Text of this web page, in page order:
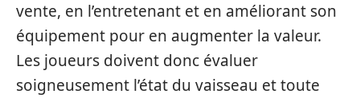
vente, en l’entretenant et en améliorant son
équipement pour en augmenter la valeur.
Les joueurs doivent donc évaluer
soigneusement l’état du vaisseau et toute